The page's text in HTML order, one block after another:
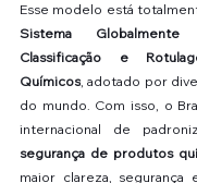
Esse modelo está
Sistema
Classificação e
Químicos, adotado por
do mundo. Com isso, o
internacional de
segurança de produtos
maior clareza, segurança